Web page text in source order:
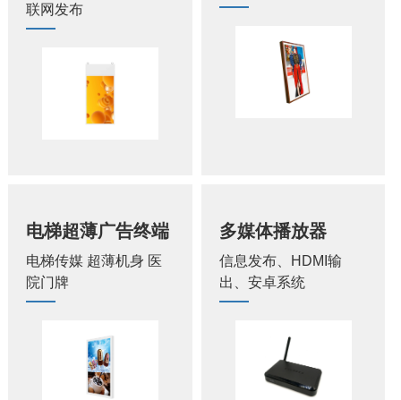
联网发布
电梯超薄广告终端
电梯传媒 超薄机身 医
院门牌
多媒体播放器
信息发布、HDMI输
出、安卓系统